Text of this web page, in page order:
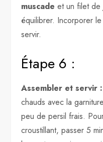
muscade et un filet de
équilibrer. Incorporer le
servir.
Étape 6 :
Assembler et servir :
chauds avec la
peu de persil frais.
croustillant, passer 5